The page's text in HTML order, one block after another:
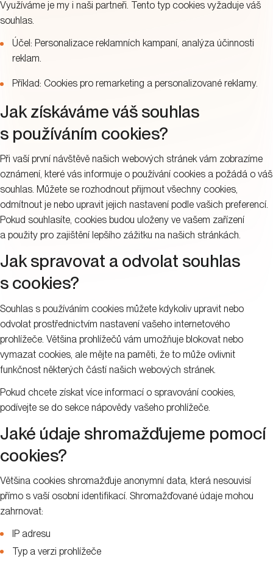
Využíváme je my i naši partneři. Tento typ cookies vyžaduje váš
souhlas.
Účel: Personalizace reklamních kampaní, analýza účinnosti
reklam.
Příklad: Cookies pro remarketing a personalizované reklamy.
Jak získáváme váš souhlas
s používáním cookies?
Při vaší první návštěvě našich webových stránek vám zobrazíme
oznámení, které vás informuje o používání cookies a požádá o váš
souhlas. Můžete se rozhodnout přijmout všechny cookies,
odmítnout je nebo upravit jejich nastavení podle vašich preferencí.
Pokud souhlasíte, cookies budou uloženy ve vašem zařízení
a použity pro zajištění lepšího zážitku na našich stránkách.
Jak spravovat a odvolat souhlas
s cookies?
Souhlas s používáním cookies můžete kdykoliv upravit nebo
odvolat prostřednictvím nastavení vašeho internetového
prohlížeče. Většina prohlížečů vám umožňuje blokovat nebo
vymazat cookies, ale mějte na paměti, že to může ovlivnit
funkčnost některých částí našich webových stránek.
Pokud chcete získat více informací o spravování cookies,
podívejte se do sekce nápovědy vašeho prohlížeče.
Jaké údaje shromažďujeme pomocí
cookies?
Většina cookies shromažďuje anonymní data, která nesouvisí
přímo s vaší osobní identifikací. Shromažďované údaje mohou
zahrnovat:
IP adresu
Typ a verzi prohlížeče